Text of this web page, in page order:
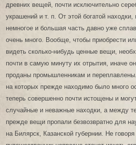
древних вещей, почти исключительно
украшений и т. п. От этой богатой находки,
немногое и большая часть давно уже
очень много. Вообще, чтобы приобрести
видеть сколько-нибудь ценные вещи,
почти в самую минуту их отрытия, иначе
проданы промышленникам и
на которых прежде находимо было много
теперь совершенно почти истощены и
случайные и неважные находки, а между
прежде вещи пропали безвозвратно для
на Билярск, Казанской губернии. Не